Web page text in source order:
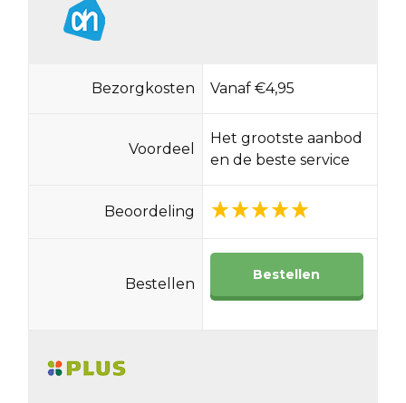
Bezorgkosten Vanaf €4,95
Voordeel
Het grootste aanbod
en de beste service
Beoordeling
Bestellen
Bestellen